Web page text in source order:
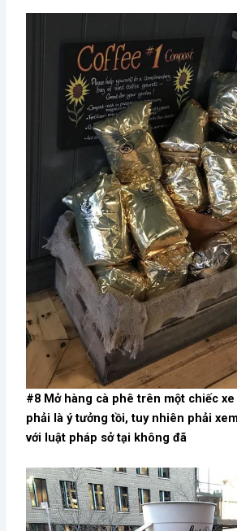
#8 Mở hàng cà phê trên một chiếc
phải là ý tưởng tồi, tuy nhiên phải
với luật pháp sở tại không đã